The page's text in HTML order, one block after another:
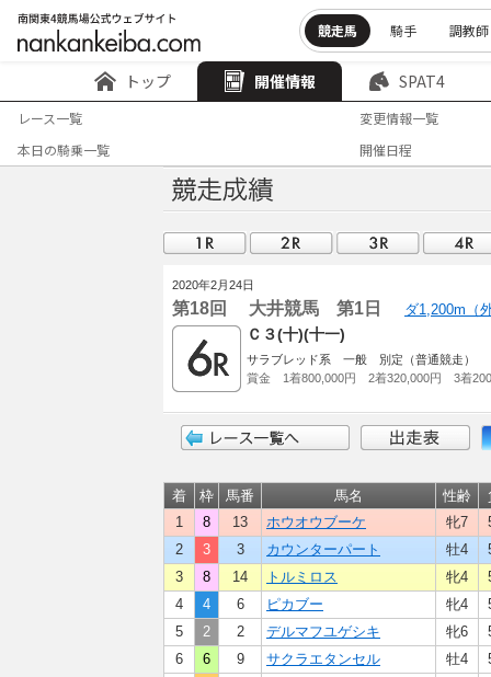
競走馬 騎手 調教師
トップ 開催情報 SPAT4
レース一覧
変更情報一覧
本日の騎乗一覧
開催日程
2020年2月24日
第18回 大井競馬 第1日 ダ1,200m（
Ｃ３(十)(十一)
サラブレッド系 一般 別定（普通競走）
賞金 1着800,000円 2着320,000円 3着
着 枠 馬番 馬名 性齢
1
8 13 ホウオウブーケ 牝7
2
3 3 カウンターパート 牡4
3
8 14 トルミロス 牝4
4
4 6 ピカブー 牝4
5
2 2 デルマフユゲシキ 牝6
6
6 9 サクラエタンセル 牡4